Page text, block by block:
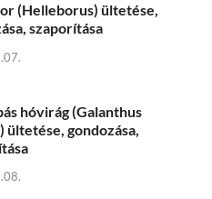
(Helleborus) ültetése,
szaporítása
hóvirág (Galanthus
ültetése, gondozása,